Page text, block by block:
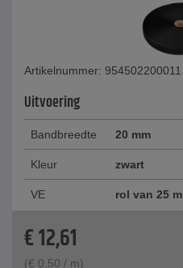
Artikelnummer: 954502200011
Uitvoering
Bandbreedte 20 mm
Kleur zwart
VE rol van 25 m
€12,61
(€ 0,50 / m)